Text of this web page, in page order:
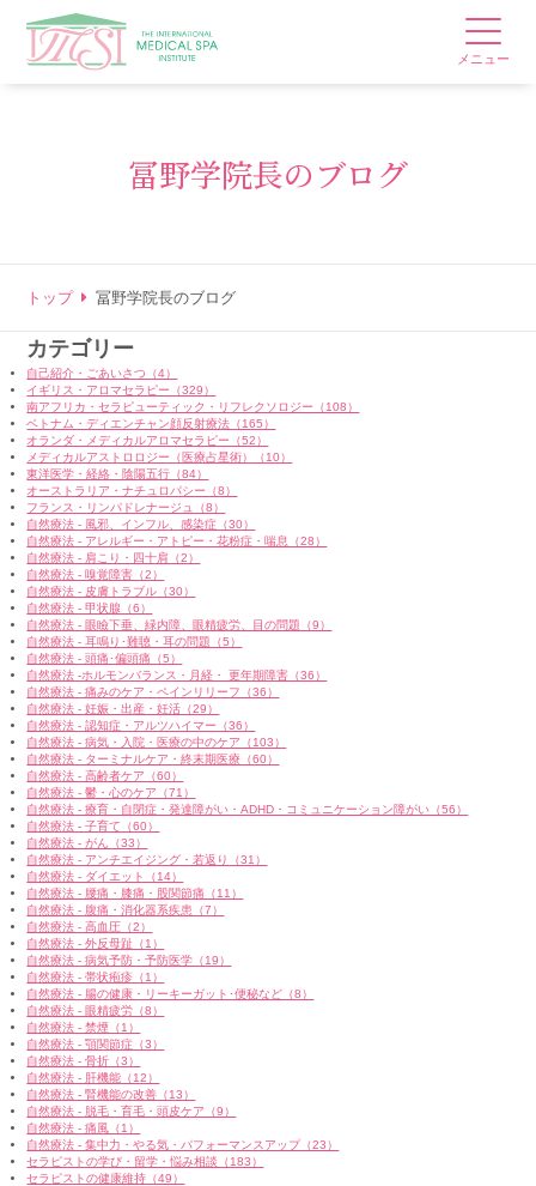
メニュー
冨野学院長のブログ
トップ 冨野学院長のブログ
カテゴリー
自己紹介・ごあいさつ（4）
イギリス・アロマセラピー（329）
南アフリカ・セラピューティック・リフレクソロジー（108）
ベトナム・ディエンチャン顔反射療法（165）
オランダ・メディカルアロマセラピー（52）
メディカルアストロロジー（医療占星術）（10）
東洋医学・経絡・陰陽五行（84）
オーストラリア・ナチュロパシー（8）
フランス・リンパドレナージュ（8）
自然療法 - 風邪、インフル、感染症（30）
自然療法 - アレルギー・アトピー・花粉症・喘息（28）
自然療法 - 肩こり・四十肩（2）
自然療法 - 嗅覚障害（2）
自然療法 - 皮膚トラブル（30）
自然療法 - 甲状腺（6）
自然療法 - 眼瞼下垂、緑内障、眼精疲労、目の問題（9）
自然療法 - 耳鳴り･難聴・耳の問題（5）
自然療法 - 頭痛･偏頭痛（5）
自然療法 -ホルモンバランス・月経・ 更年期障害（36）
自然療法 - 痛みのケア・ペインリリーフ（36）
自然療法 - 妊娠・出産・妊活（29）
自然療法 - 認知症・アルツハイマー（36）
自然療法 - 病気・入院・医療の中のケア（103）
自然療法 - ターミナルケア・終末期医療（60）
自然療法 - 高齢者ケア（60）
自然療法 - 鬱・心のケア（71）
自然療法 - 療育・自閉症・発達障がい・ADHD・コミュニケーション障がい（56）
自然療法 - 子育て（60）
自然療法 - がん（33）
自然療法 - アンチエイジング・若返り（31）
自然療法 - ダイエット（14）
自然療法 - 腰痛・膝痛・股関節痛（11）
自然療法 - 腹痛・消化器系疾患（7）
自然療法 - 高血圧（2）
自然療法 - 外反母趾（1）
自然療法 - 病気予防・予防医学（19）
自然療法 - 帯状疱疹（1）
自然療法 - 腸の健康・リーキーガット･便秘など（8）
自然療法 - 眼精疲労（8）
自然療法 - 禁煙（1）
自然療法 - 顎関節症（3）
自然療法 - 骨折（3）
自然療法 - 肝機能（12）
自然療法 - 腎機能の改善（13）
自然療法 - 脱毛・育毛・頭皮ケア（9）
自然療法 - 痛風（1）
自然療法 - 集中力・やる気・パフォーマンスアップ（23）
セラピストの学び・留学・悩み相談（183）
セラピストの健康維持（49）